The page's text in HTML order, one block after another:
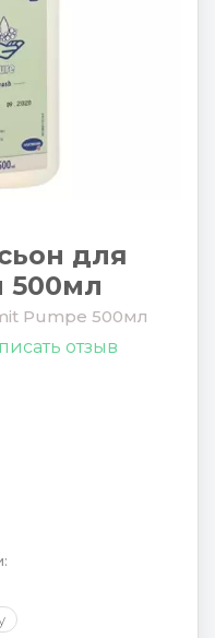
для
500мл
Pumpe 500мл
отзыв